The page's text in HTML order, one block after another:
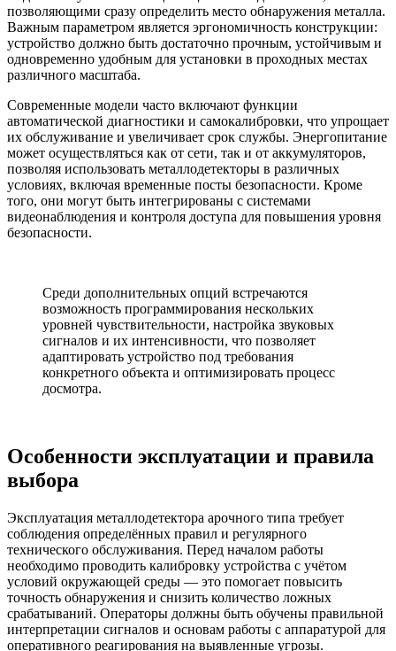
позволяющими сразу определить место обнаружения металла.
Важным параметром является эргономичность конструкции:
устройство должно быть достаточно прочным, устойчивым и
одновременно удобным для установки в проходных местах
различного масштаба.
Современные модели часто включают функции
автоматической диагностики и самокалибровки, что упрощает
их обслуживание и увеличивает срок службы. Энергопитание
может осуществляться как от сети, так и от аккумуляторов,
позволяя использовать металлодетекторы в различных
условиях, включая временные посты безопасности. Кроме
того, они могут быть интегрированы с системами
видеонаблюдения и контроля доступа для повышения уровня
безопасности.
Среди дополнительных опций встречаются
возможность программирования нескольких
уровней чувствительности, настройка звуковых
сигналов и их интенсивности, что позволяет
адаптировать устройство под требования
конкретного объекта и оптимизировать процесс
досмотра.
Особенности эксплуатации и правила
выбора
Эксплуатация металлодетектора арочного типа требует
соблюдения определённых правил и регулярного
технического обслуживания. Перед началом работы
необходимо проводить калибровку устройства с учётом
условий окружающей среды — это помогает повысить
точность обнаружения и снизить количество ложных
срабатываний. Операторы должны быть обучены правильной
интерпретации сигналов и основам работы с аппаратурой для
оперативного реагирования на выявленные угрозы.